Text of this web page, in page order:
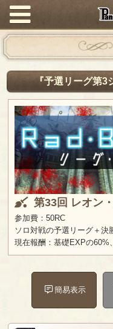
『予選リーグ第3
第33回 レオン
参加費：50RC
ソロ対戦の予選リーグ＋決
現在報酬：基礎EXPの60%
簡易表示